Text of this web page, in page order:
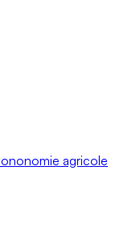
agricole